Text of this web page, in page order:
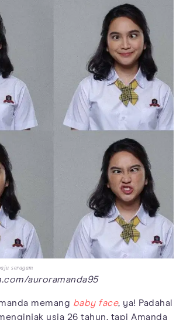
seragam
auroramanda95
memang baby face, ya! Padahal
usia 26 tahun, tapi Amanda